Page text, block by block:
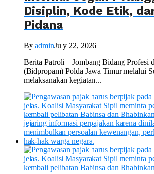
Disiplin, Kode Etik,
Pidana
By adminJuly 22, 2026
Berita Patroli – Jombang Bidang Profesi
(Bidpropam) Polda Jawa Timur melalui
melaksanakan kegiatan...